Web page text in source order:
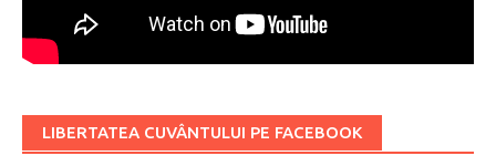
LIBERTATEA CUVÂNTULUI PE FACEBOOK